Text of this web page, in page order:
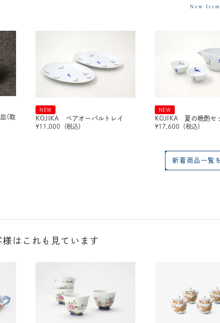
New Item
(取
NEW
KOJIKA ペアオーバルトレイ
¥11,000 （税込）
NEW
KOJIKA 夏の晩酌セ
¥17,600 （税込）
新着商品一覧
はこれも見ています